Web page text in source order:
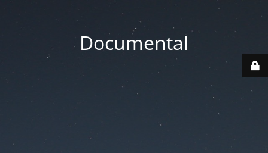
Documental